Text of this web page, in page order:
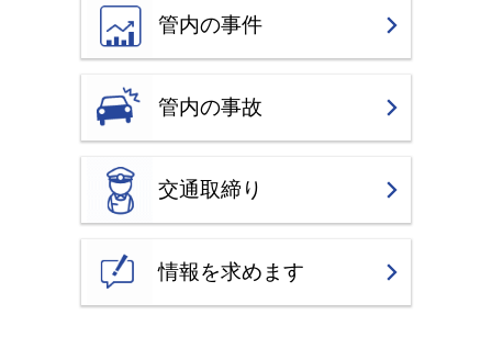
管内の事件
管内の事故
交通取締り
情報を求めます